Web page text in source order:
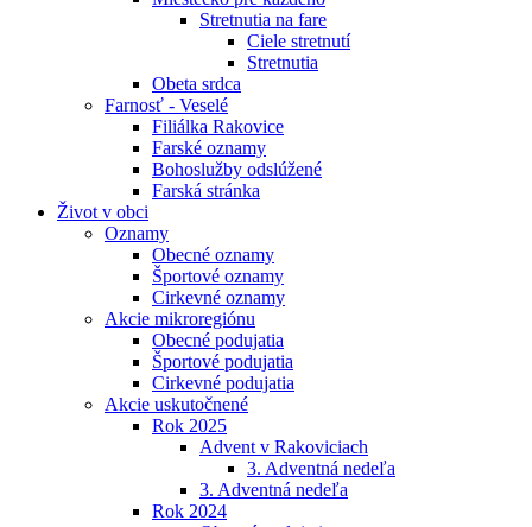
Stretnutia na fare
Ciele stretnutí
Stretnutia
Obeta srdca
Farnosť - Veselé
Filiálka Rakovice
Farské oznamy
Bohoslužby odslúžené
Farská stránka
Život v obci
Oznamy
Obecné oznamy
Športové oznamy
Cirkevné oznamy
Akcie mikroregiónu
Obecné podujatia
Športové podujatia
Cirkevné podujatia
Akcie uskutočnené
Rok 2025
Advent v Rakoviciach
3. Adventná nedeľa
3. Adventná nedeľa
Rok 2024